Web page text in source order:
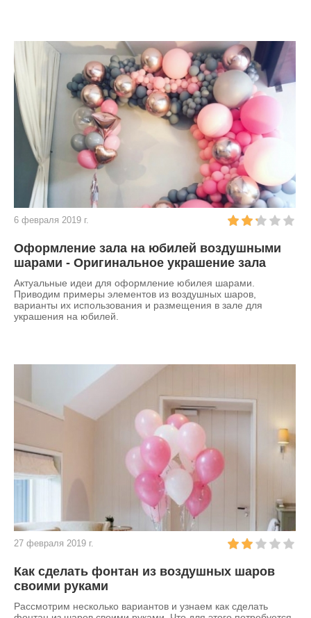
6 февраля 2019 г.
Оформление зала на юбилей воздушными
шарами - Оригинальное украшение зала
Актуальные идеи для оформление юбилея шарами.
Приводим примеры элементов из воздушных шаров,
варианты их использования и размещения в зале для
украшения на юбилей.
27 февраля 2019 г.
Как сделать фонтан из воздушных шаров
своими руками
Рассмотрим несколько вариантов и узнаем как сделать